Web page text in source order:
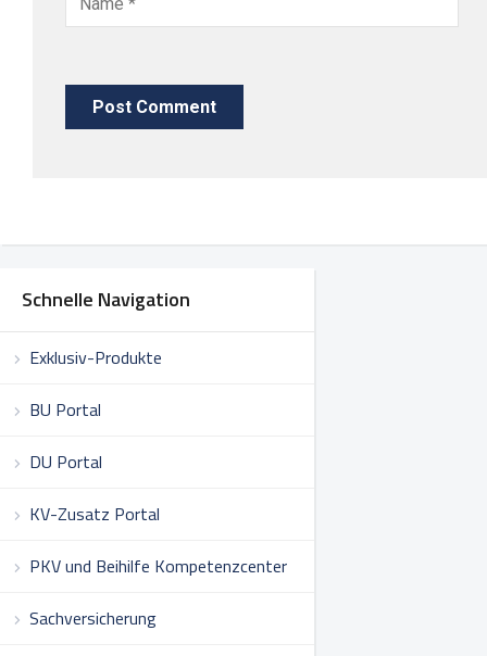
Schnelle Navigation
Exklusiv-Produkte
BU Portal
DU Portal
KV-Zusatz Portal
PKV und Beihilfe Kompetenzcenter
Sachversicherung